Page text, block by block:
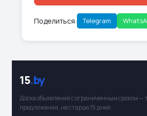
Поделиться: Telegram
15.by
Доска объявлений с ограниченным сроком —
предложения, не старше 15 дней.